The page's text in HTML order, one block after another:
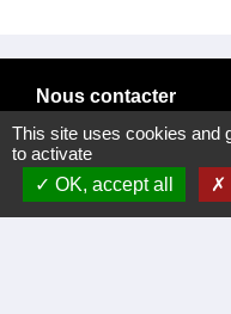
Nous contacter
Commune de
2 rue Royal
30410 Meyrannes -
This site uses cookies and
to activate
OK, accept all